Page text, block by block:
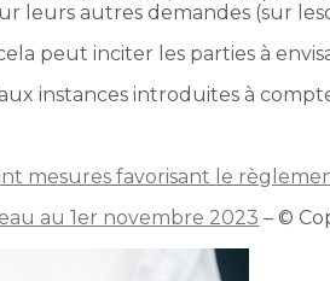
autres demandes (sur
peut inciter les parties à
instances introduites à
mesures favorisant le
au 1er novembre 2023 – ©